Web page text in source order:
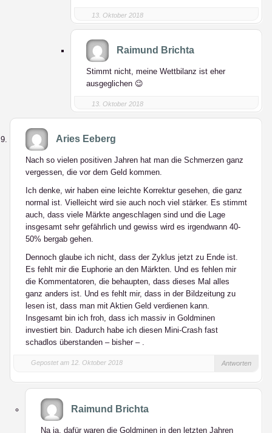
13. Oktober 2018
Raimund Brichta
Stimmt nicht, meine Wettbilanz ist eher
ausgeglichen 😉
13. Oktober 2018
Aries Eeberg
Nach so vielen positiven Jahren hat man die Schmerzen ganz
vergessen, die vor dem Geld kommen.
Ich denke, wir haben eine leichte Korrektur gesehen, die ganz
normal ist. Vielleicht wird sie auch noch viel stärker. Es stimmt
auch, dass viele Märkte angeschlagen sind und die Lage
insgesamt sehr gefährlich und gewiss wird es irgendwann 40-
50% bergab gehen.
Dennoch glaube ich nicht, dass der Zyklus jetzt zu Ende ist.
Es fehlt mir die Euphorie an den Märkten. Und es fehlen mir
die Kommentatoren, die behaupten, dass dieses Mal alles
ganz anders ist. Und es fehlt mir, dass in der Bildzeitung zu
lesen ist, dass man mit Aktien Geld verdienen kann.
Insgesamt bin ich froh, dass ich massiv in Goldminen
investiert bin. Dadurch habe ich diesen Mini-Crash fast
schadlos überstanden – bisher – .
Gepostet am 12. Oktober 2018 Antworten
Raimund Brichta
Na ja, dafür waren die Goldminen in den letzten Jahren